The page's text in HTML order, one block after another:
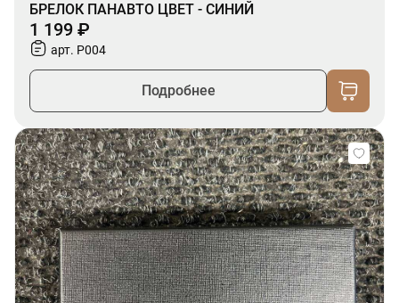
БРЕЛОК ПАНАВТО ЦВЕТ - СИНИЙ
1 199 ₽
арт. P004
Подробнее